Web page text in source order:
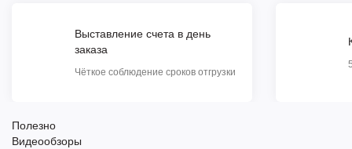
Выставление счета в день
заказа
Чёткое соблюдение сроков отгрузки
Полезно
Видеообзоры